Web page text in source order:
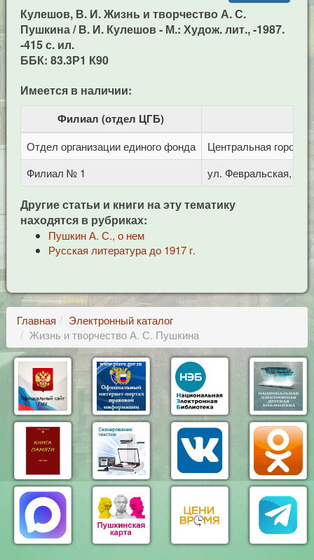
Кулешов, В. И. Жизнь и творчество А. С.
Пушкина / В. И. Кулешов - М.: Худож. лит., -1987.
-415 с. ил.
ББК: 83.3Р1 К90
Имеется в наличии:
Филиал (отдел ЦГБ)
Отдел организации единого фонда
Центральная
Филиал № 1
ул. Февральская, 283
Другие статьи и книги на эту тематику
находятся в рубриках:
Пушкин А. С., о нем
Русская литература до 1917 г.
Главная
Электронный каталог
Жизнь и творчество А. С. Пушкина